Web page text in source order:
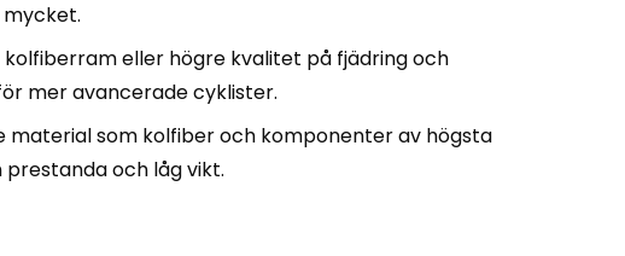
eller högre kvalitet på fjädring och
mer avancerade cyklister.
som kolfiber och komponenter av högsta
och låg vikt.